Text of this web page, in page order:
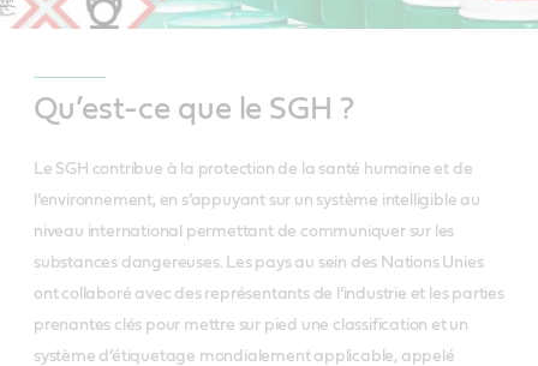
Qu’est-ce que le SGH ?
Le SGH contribue à la protection de la santé humaine et de
l’environnement, en s’appuyant sur un système intelligible au
niveau international permettant de communiquer sur les
substances dangereuses. Les pays au sein des Nations Unies
ont collaboré avec des représentants de l’industrie et les parties
prenantes clés pour mettre sur pied une classification et un
système d’étiquetage mondialement applicable, appelé